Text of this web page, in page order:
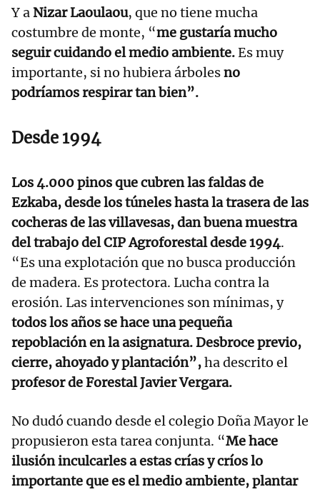
Y a Nizar Laoulaou, que no tiene mucha
costumbre de monte, “me gustaría mucho
seguir cuidando el medio ambiente.Es muy
importante, si no hubiera árbolesno
podríamos respirar tan bien”.
Desde 1994
Los 4.000 pinos que cubren las faldas de
Ezkaba, desde los túneles hasta la trasera de las
cocheras de las villavesas, dan buena muestra
del trabajo del CIP Agroforestal desde 1994.
“Es una explotación que no busca producción
de madera. Es protectora. Lucha contra la
erosión. Las intervenciones son mínimas, y
todos los años se hace una pequeña
repoblación en la asignatura. Desbroce previo,
cierre, ahoyado y plantación”,ha descrito el
profesor de Forestal Javier Vergara.
No dudó cuando desde el colegio Doña Mayor le
propusieron esta tarea conjunta. “Me hace
ilusión inculcarles a estas crías y críos lo
importante que es el medio ambiente, plantar